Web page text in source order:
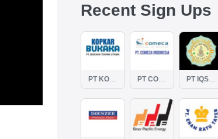
Recent Sign Ups
PT KOPKAR NAWAKARA PT COMECA INDONESIA PT IQSA FAJAR INDONESIA